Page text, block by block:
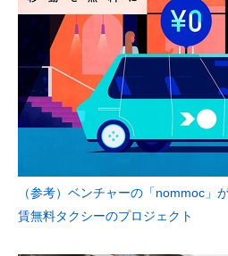
（参考）ベンチャーの「nommoc」
賃無料タクシーのプロジェクト